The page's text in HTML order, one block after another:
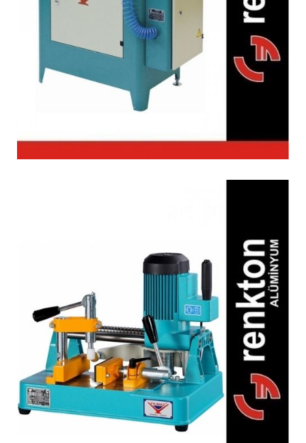
(Otomatik)
KM 212 Orta Kayıt
Alıştırma Makinesi
(Portatif)